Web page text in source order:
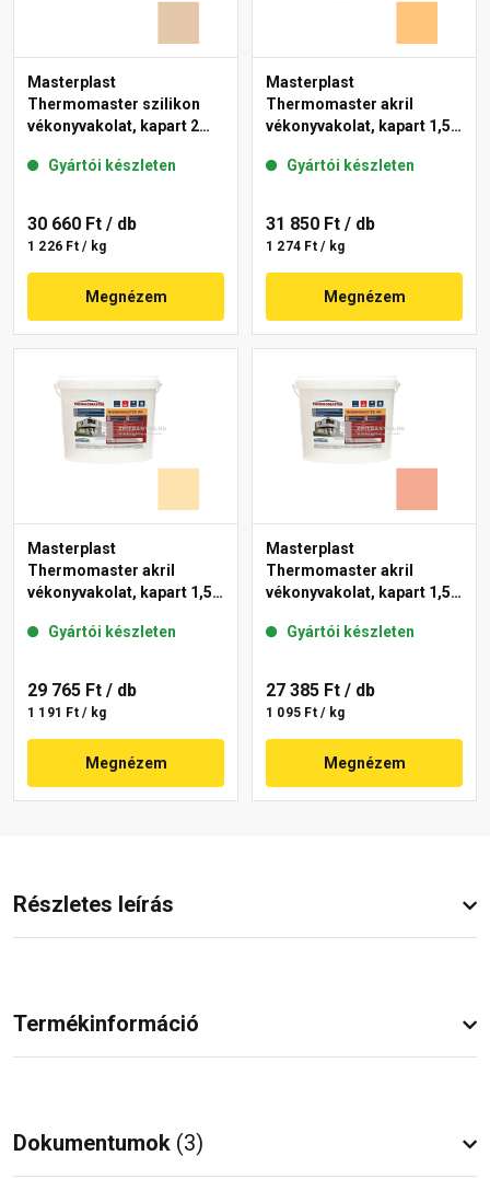
Masterplast
Thermomaster szilikon
vékonyvakolat, kapart 2
Gyártói készleten
30 660 Ft / db
1 226 Ft / kg
Megnézem
Masterplast
Thermomaster akril
vékonyvakolat, kapart 1,5
Gyártói készleten
31 850 Ft / db
1 274 Ft / kg
Megnézem
Masterplast
Thermomaster akril
vékonyvakolat, kapart 1,5
Gyártói készleten
29 765 Ft / db
1 191 Ft / kg
Megnézem
Masterplast
Thermomaster akril
vékonyvakolat, kapart 1,5
Gyártói készleten
27 385 Ft / db
1 095 Ft / kg
Megnézem
Részletes leírás
Termékinformáció
Dokumentumok (3)